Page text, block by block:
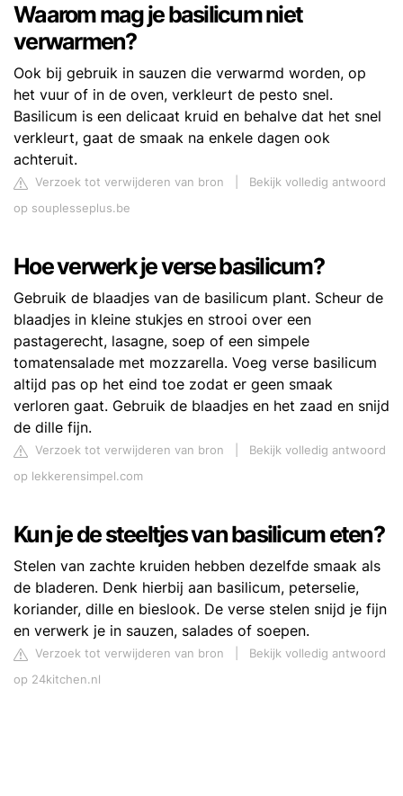
Waarom mag je basilicum niet
verwarmen?
Ook bij gebruik in sauzen die verwarmd worden, op
het vuur of in de oven, verkleurt de pesto snel.
Basilicum is een delicaat kruid en behalve dat het snel
verkleurt, gaat de smaak na enkele dagen ook
achteruit.
Verzoek tot verwijderen van bron
Bekijk volledig antwoord
op souplesseplus.be
Hoe verwerk je verse basilicum?
Gebruik de blaadjes van de basilicum plant. Scheur de
blaadjes in kleine stukjes en strooi over een
pastagerecht, lasagne, soep of een simpele
tomatensalade met mozzarella. Voeg verse basilicum
altijd pas op het eind toe zodat er geen smaak
verloren gaat. Gebruik de blaadjes en het zaad en snijd
de dille fijn.
Verzoek tot verwijderen van bron
Bekijk volledig antwoord
op lekkerensimpel.com
Kun je de steeltjes van basilicum eten?
Stelen van zachte kruiden hebben dezelfde smaak als
de bladeren. Denk hierbij aan basilicum, peterselie,
koriander, dille en bieslook. De verse stelen snijd je fijn
en verwerk je in sauzen, salades of soepen.
Verzoek tot verwijderen van bron
Bekijk volledig antwoord
op 24kitchen.nl